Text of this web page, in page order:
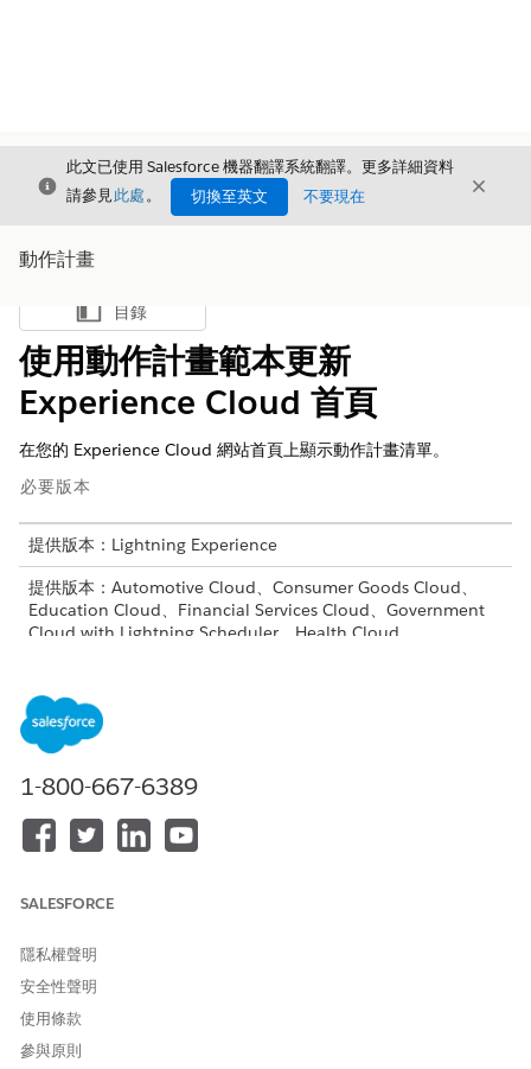
結束
此文已使用 Salesforce 機器翻譯系統翻譯。更多詳細資料
請參見此處。 切換至英文 不要現在 結束
動作計畫
顯示目錄
目錄
使用動作計畫範本更新
Experience Cloud 首頁
在您的 Experience Cloud 網站首頁上顯示動作計畫清單。
必要版本
提供版本：Lightning Experience
提供版本：Automotive Cloud、Consumer Goods Cloud、
Education Cloud、Financial Services Cloud、Government
Cloud with Lightning Scheduler、Health Cloud、
自訂 Experience Cloud 網
站：
進入「設定」，在「快速尋找」方塊中輸入
「所有網站
針對您要編輯的網站,按一下「
1-800-667-6389
SALESFORCE
隱私權聲明
安全性聲明
使用條款
參與原則